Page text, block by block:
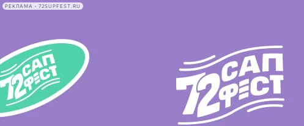
РЕКЛАМА • 72SUPFEST.RU